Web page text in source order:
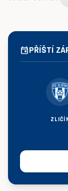
eventPŘÍŠTÍ